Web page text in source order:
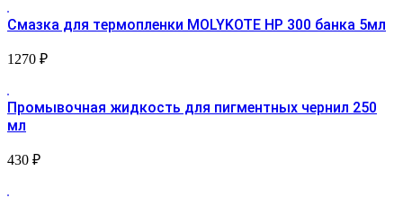
Смазка для термопленки MOLYKOTE HP 300 банка 5мл
1270 ₽
Промывочная жидкость для пигментных чернил 250
мл
430 ₽